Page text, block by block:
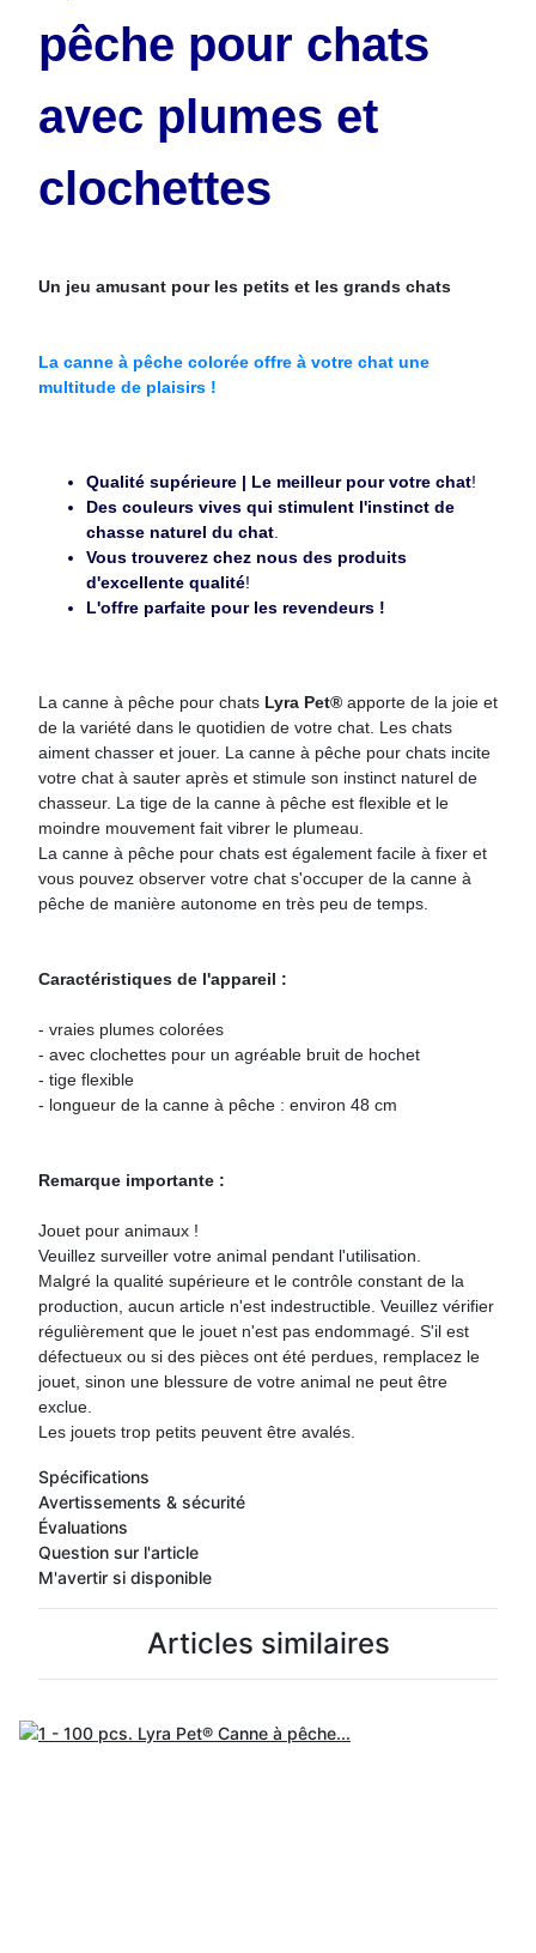
pêche pour chats
avec plumes et
clochettes
Un jeu amusant pour les petits et les grands chats
La canne à pêche colorée offre à votre chat une
multitude de plaisirs !
Qualité supérieure | Le meilleur pour votre chat!
Des couleurs vives qui stimulent l'instinct de
chasse naturel du chat
Vous trouverez chez nous des produits
d'excellente qualité!
L'offre parfaite pour les revendeurs !
La canne à pêche pour chats Lyra Pet® apporte de la joie et
de la variété dans le quotidien de votre chat. Les chats
aiment chasser et jouer. La canne à pêche pour chats incite
votre chat à sauter après et stimule son instinct naturel de
chasseur. La tige de la canne à pêche est flexible et le
moindre mouvement fait vibrer le plumeau.
La canne à pêche pour chats est également facile à fixer et
vous pouvez observer votre chat s'occuper de la canne à
pêche de manière autonome en très peu de temps.
Caractéristiques de l'appareil :
- vraies plumes colorées
- avec clochettes pour un agréable bruit de hochet
- tige flexible
- longueur de la canne à pêche : environ 48 cm
Remarque importante :
Jouet pour animaux !
Veuillez surveiller votre animal pendant l'utilisation.
Malgré la qualité supérieure et le contrôle constant de la
production, aucun article n'est indestructible. Veuillez vérifier
régulièrement que le jouet n'est pas endommagé. S'il est
défectueux ou si des pièces ont été perdues, remplacez le
jouet, sinon une blessure de votre animal ne peut être
exclue.
Les jouets trop petits peuvent être avalés.
Spécifications
Avertissements & sécurité
Évaluations
Question sur l'article
M'avertir si disponible
Articles similaires